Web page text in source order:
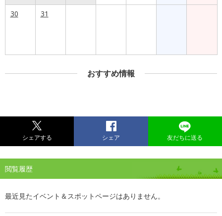
30 31
おすすめ情報
シェアする シェア 友だちに送る
閲覧履歴
最近見たイベント＆スポットページはありません。